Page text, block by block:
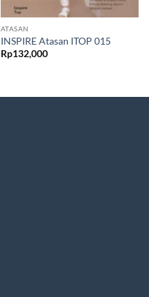
ATASAN
INSPIRE Atasan ITOP 015
Rp132,000